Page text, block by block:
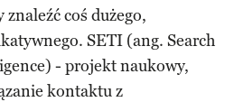
coś dużego,
SETI (ang. Search
- projekt naukowy,
kontaktu z